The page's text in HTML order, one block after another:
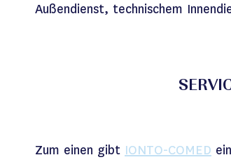
Außendienst, technischem
Zum einen gibt IONTO-COMED